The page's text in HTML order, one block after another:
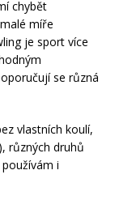
chybět
míře
je sport více
se různá
vlastních koulí,
různých druhů
i